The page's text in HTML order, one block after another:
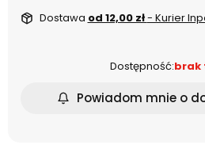
Dostawa od 12,00 zł- Kurier
Dostępność:brak
Powiadom mnie o